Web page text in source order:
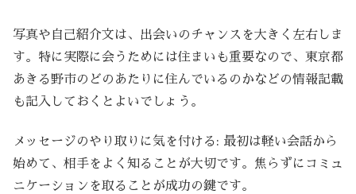
写真や自己紹介文は、出会いのチャンスを大きく左右しま
す。特に実際に会うためには住まいも重要なので、東京都
あきる野市のどのあたりに住んでいるのかなどの情報記載
も記入しておくとよいでしょう。
メッセージのやり取りに気を付ける: 最初は軽い会話から
始めて、相手をよく知ることが大切です。焦らずにコミュ
ニケーションを取ることが成功の鍵です。